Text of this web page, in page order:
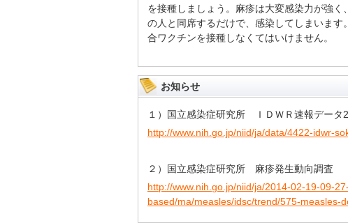
を接種しましょう。麻疹は大変感染力が強
の人と同席するだけで、感染してしまいま
合ワクチンを接種しなくてはいけません。
お知らせ
１）国立感染症研究所 ＩＤＷＲ速報データ
http://www.nih.go.jp/niid/ja/data/4422-idwr-
２）国立感染症研究所 麻疹発生動向調査
http://www.nih.go.jp/niid/ja/2014-02-19-09-
based/ma/measles/idsc/trend/575-measles-